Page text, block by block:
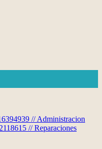
// Administracion
// Reparaciones